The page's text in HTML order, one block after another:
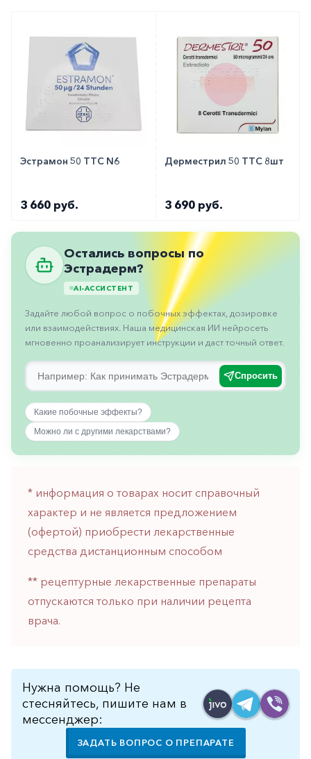
Сердечные
Сосудистые
Тромбозы
Урология
Ухо-
нос
Щитовидная
Эстрамон 50 ТТС N6
3 660 руб.
Дерместрил 50 ТТС 8шт
3 690 руб.
Остались вопросы по
Эстрадерм?
AI-АССИСТЕНТ
Задайте любой вопрос о побочных эффектах, дозировке
или взаимодействиях. Наша медицинская ИИ нейросеть
мгновенно проанализирует инструкции и даст точный ответ.
Спросить
Какие побочные эффекты?
Можно ли с другими лекарствами?
* информация о товарах носит справочный
характер и не является предложением
(офертой) приобрести лекарственные
средства дистанционным способом
** рецептурные лекарственные препараты
отпускаются только при наличии рецепта
врача.
Нужна помощь? Не
стесняйтесь, пишите нам в
мессенджер:
ЗАДАТЬ ВОПРОС О ПРЕПАРАТЕ